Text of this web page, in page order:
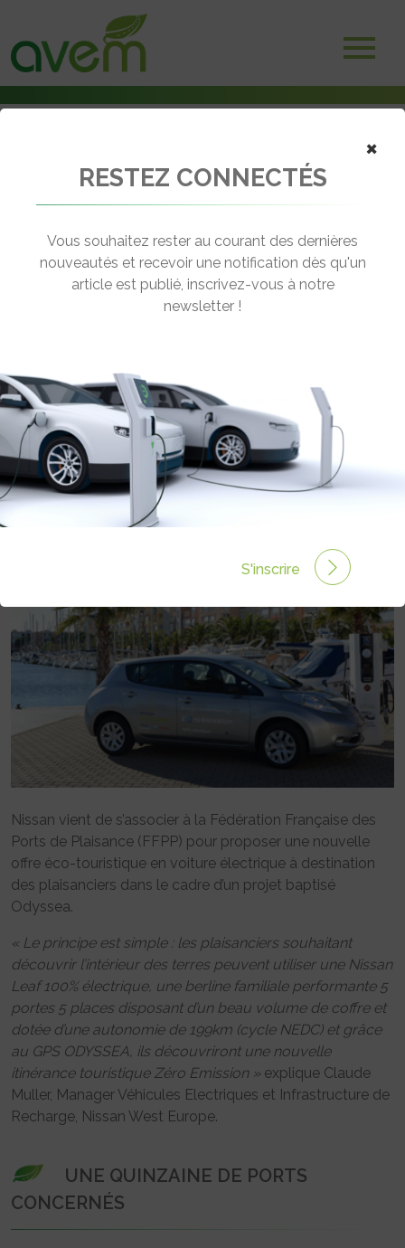
Eco-Tourisme – Nissan signe un partenariat avec la Fédération
← Revenir aux actualités
ECO-TOURISME – NISSAN SIGNE UN
PARTENARIAT AVEC LA FÉDÉRATION
FRANÇAISE DES PORTS DE
PLAISANCE
Rédigé par le 11 Déc 2013 à 00:00 0 commentaires
Nissan vient de s’associer à la Fédération Française des
Ports de Plaisance (FFPP) pour proposer une nouvelle
offre éco-touristique en voiture électrique à destination
des plaisanciers dans le cadre d’un projet baptisé
Odyssea.
« Le principe est simple : les plaisanciers souhaitant
découvrir l’intérieur des terres peuvent utiliser une Nissan
Leaf 100% électrique, une berline familiale performante 5
portes 5 places disposant d’un beau volume de coffre et
dotée d’une autonomie de 199km (cycle NEDC) et grâce
au GPS ODYSSEA, ils découvriront une nouvelle
itinérance touristique Zéro Emission » explique Claude
Muller, Manager Véhicules Electriques et Infrastructure de
Recharge, Nissan West Europe.
UNE QUINZAINE DE PORTS
CONCERNÉS
×
RESTEZ CONNECTÉS
Vous souhaitez rester au courant des dernières
nouveautés et recevoir une notification dès qu'un
article est publié, inscrivez-vous à notre
newsletter !
S'inscrire